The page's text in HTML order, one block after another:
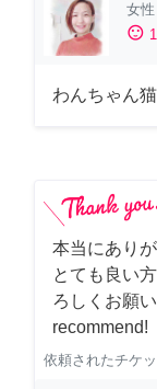
女性
sentiment_satisfied
わんちゃん
本当にあり
とても良い
ろしくお願い
recommend!
依頼されたチケッ